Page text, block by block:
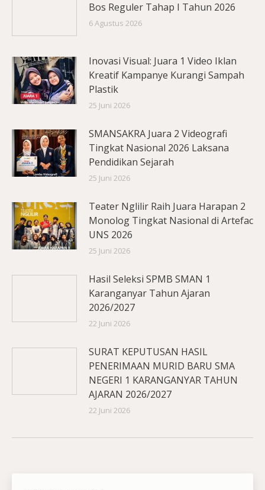
Bos Reguler Tahap I Tahun 2026
6 Agustus 2026
Inovasi Visual: Juara 1 Video Iklan
Kreatif Kampanye Kurangi Sampah
Plastik
25 Juni 2026
SMANSAKRA Juara 2 Videografi
Tingkat Nasional 2026 Laksana
Pendidikan Sejarah
25 Juni 2026
Teater Nglilir Raih Juara Harapan 2
Monolog Tingkat Nasional di Artefac
UNS 2026
25 Juni 2026
Hasil Seleksi SPMB SMAN 1
Karanganyar Tahun Ajaran
2026/2027
22 Juni 2026
SURAT KEPUTUSAN HASIL
PENERIMAAN MURID BARU SMA
NEGERI 1 KARANGANYAR TAHUN
AJARAN 2026/2027
22 Juni 2026